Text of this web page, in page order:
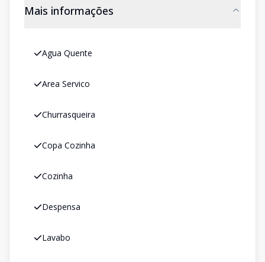
Mais informações
Agua Quente
Area Servico
Churrasqueira
Copa Cozinha
Cozinha
Despensa
Lavabo